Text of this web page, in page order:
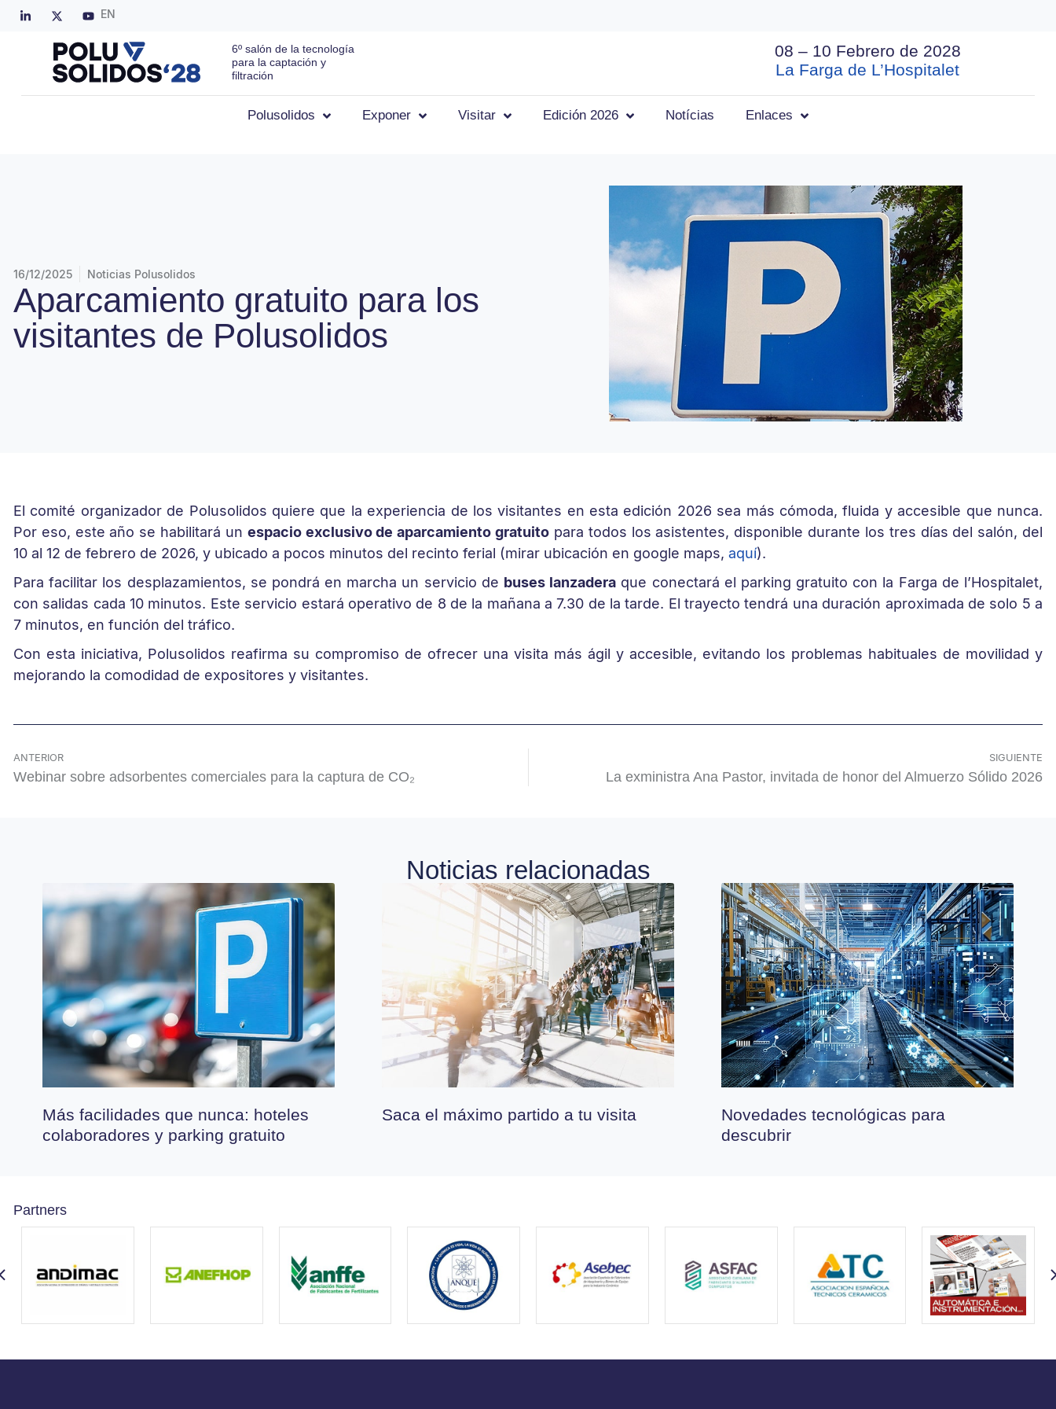
EN
6º salón de la tecnología
para la captación y
filtración
08 – 10 Febrero de 2028
La Farga de L’Hospitalet
Polusolidos Exponer Visitar Edición 2026 Notícias Enlaces
16/12/2025 Noticias Polusolidos
Aparcamiento gratuito para los
visitantes de Polusolidos
El comité organizador de Polusolidos quiere que la experiencia de los visitantes en esta edición 2026 sea más cómoda, fluida y accesible que nunca.
Por eso, este año se habilitará un espacio exclusivo de aparcamiento gratuito para todos los asistentes, disponible durante los tres días del salón, del
10 al 12 de febrero de 2026, y ubicado a pocos minutos del recinto ferial (mirar ubicación en google maps, aquí).
Para facilitar los desplazamientos, se pondrá en marcha un servicio de buses lanzadera que conectará el parking gratuito con la Farga de l’Hospitalet,
con salidas cada 10 minutos. Este servicio estará operativo de 8 de la mañana a 7.30 de la tarde. El trayecto tendrá una duración aproximada de solo 5 a
7 minutos, en función del tráfico.
Con esta iniciativa, Polusolidos reafirma su compromiso de ofrecer una visita más ágil y accesible, evitando los problemas habituales de movilidad y
mejorando la comodidad de expositores y visitantes.
ANTERIOR
Webinar sobre adsorbentes comerciales para la captura de CO₂
SIGUIENTE
La exministra Ana Pastor, invitada de honor del Almuerzo Sólido 2026
Noticias relacionadas
Más facilidades que nunca: hoteles
colaboradores y parking gratuito
Saca el máximo partido a tu visita
Novedades tecnológicas para
descubrir
Partners